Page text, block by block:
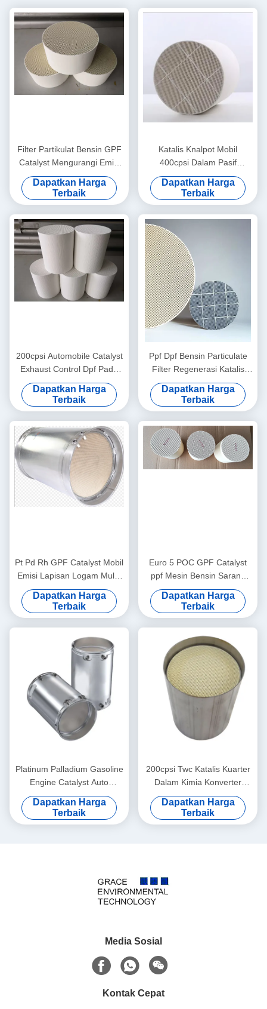
Filter Partikulat Bensin GPF
Catalyst Mengurangi Emisi
PM Sulfur Bensin 600Cpsi
Dapatkan Harga
Terbaik
Katalis Knalpot Mobil
400cpsi Dalam Pasif
Regenerasi Filter Gpf Bensin
Dapatkan Harga
Terbaik
200cpsi Automobile Catalyst
Exhaust Control Dpf Pada
Penumpang Mobil Bensin
Dapatkan Harga
Terbaik
Ppf Dpf Bensin Particulate
Filter Regenerasi Katalis
Pada Mobil Euro 6 VI
Dapatkan Harga
Terbaik
Pt Pd Rh GPF Catalyst Mobil
Emisi Lapisan Logam Mulia
Di Bawah Lantai
Dapatkan Harga
Terbaik
Euro 5 POC GPF Catalyst
ppf Mesin Bensin Sarang
Lebah Keramik Substrat
Dapatkan Harga
Terbaik
Platinum Palladium Gasoline
Engine Catalyst Auto
Exhaust 300cpsi 400cpsi
Dapatkan Harga
Terbaik
200cpsi Twc Katalis Kuarter
Dalam Kimia Konverter
Katalitik Mobil
Dapatkan Harga
Terbaik
Media Sosial
Kontak Cepat